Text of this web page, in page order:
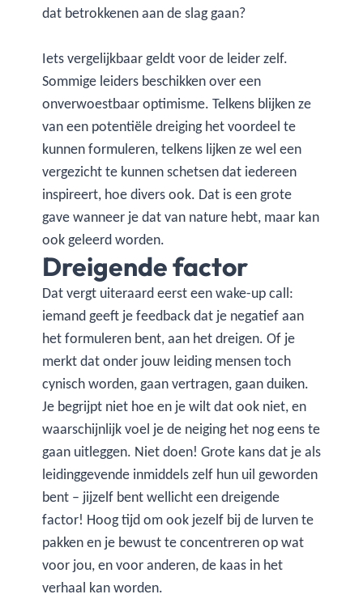
dat betrokkenen aan de slag gaan?
Iets vergelijkbaar geldt voor de leider zelf.
Sommige leiders beschikken over een
onverwoestbaar optimisme. Telkens blijken ze
van een potentiële dreiging het voordeel te
kunnen formuleren, telkens lijken ze wel een
vergezicht te kunnen schetsen dat iedereen
inspireert, hoe divers ook. Dat is een grote
gave wanneer je dat van nature hebt, maar kan
ook geleerd worden.
Dreigende factor
Dat vergt uiteraard eerst een wake-up call:
iemand geeft je feedback dat je negatief aan
het formuleren bent, aan het dreigen. Of je
merkt dat onder jouw leiding mensen toch
cynisch worden, gaan vertragen, gaan duiken.
Je begrijpt niet hoe en je wilt dat ook niet, en
waarschijnlijk voel je de neiging het nog eens te
gaan uitleggen. Niet doen! Grote kans dat je als
leidinggevende inmiddels zelf hun uil geworden
bent – jijzelf bent wellicht een dreigende
factor! Hoog tijd om ook jezelf bij de lurven te
pakken en je bewust te concentreren op wat
voor jou, en voor anderen, de kaas in het
verhaal kan worden.